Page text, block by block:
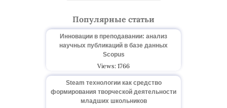
Популярные статьи
Инновации в преподавании: анализ
научных публикаций в базе данных
Scopus
Views: 1766
Steam технологии как средство
формирования творческой деятельности
младших школьников